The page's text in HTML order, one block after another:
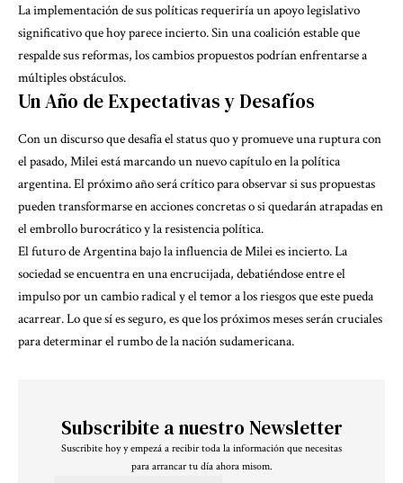
La implementación de sus políticas requeriría un apoyo legislativo
significativo que hoy parece incierto. Sin una coalición estable que
respalde sus reformas, los cambios propuestos podrían enfrentarse a
múltiples obstáculos.
Un Año de Expectativas y Desafíos
Con un discurso que desafía el status quo y promueve una ruptura con
el pasado, Milei está marcando un nuevo capítulo en la política
argentina. El próximo año será crítico para observar si sus propuestas
pueden transformarse en acciones concretas o si quedarán atrapadas en
el embrollo burocrático y la resistencia política.
El futuro de Argentina bajo la influencia de Milei es incierto. La
sociedad se encuentra en una encrucijada, debatiéndose entre el
impulso por un cambio radical y el temor a los riesgos que este pueda
acarrear. Lo que sí es seguro, es que los próximos meses serán cruciales
para determinar el rumbo de la nación sudamericana.
Subscribite a nuestro Newsletter
Suscribite hoy y empezá a recibir toda la información que necesitas
para arrancar tu día ahora misom.